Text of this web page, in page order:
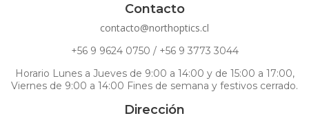
Contacto
contacto@northoptics.cl
+56 9 9624 0750 / +56 9 3773 3044
Horario Lunes a Jueves de 9:00 a 14:00 y de 15:00 a 17:00,
Viernes de 9:00 a 14:00 Fines de semana y festivos cerrado.
Dirección